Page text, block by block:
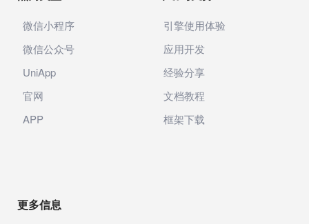
微信小程序
微信公众号
UniApp
官网
APP
引擎使用体验
应用开发
经验分享
文档教程
框架下载
更多信息